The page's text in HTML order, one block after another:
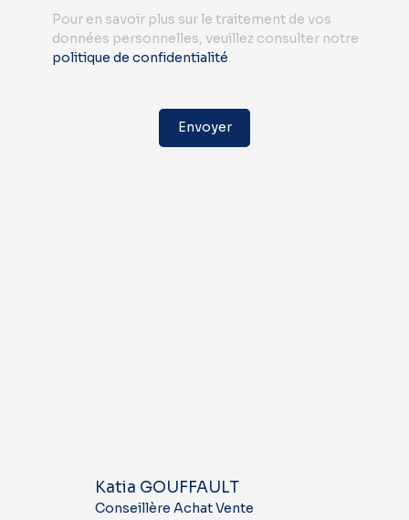
Pour en savoir plus sur le traitement de vos
données personnelles, veuillez consulter notre
politique de confidentialité.
Envoyer
Katia GOUFFAULT
Conseillère Achat Vente